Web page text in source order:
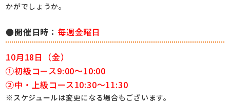
かがでしょうか。
●開催日時： 毎週金曜日
10月18日（金）
①初級コース9:00～10:00
②中・上級コース10:30～11:30
※スケジュールは変更になる場合もございます。